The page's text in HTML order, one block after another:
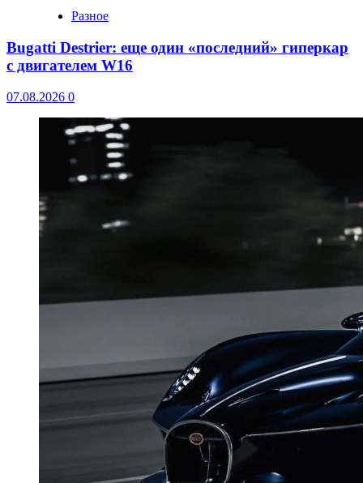
Разное
Bugatti Destrier: еще один «последний» гиперкар
с двигателем W16
07.08.2026 0